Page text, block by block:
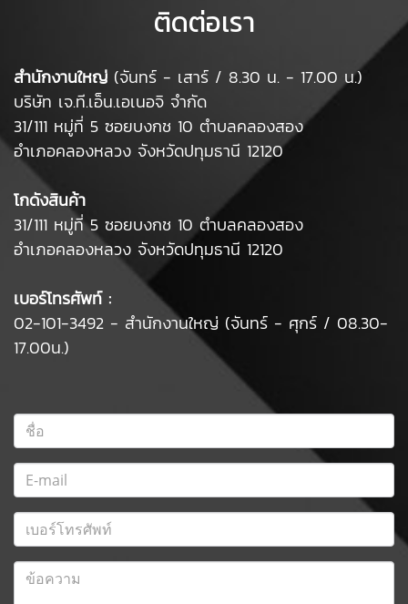
ติดต่อเรา
สำนักงานใหญ่ (จันทร์ - เสาร์ / 8.30 น. - 17.00 น.)
บริษัท เจ.ที.เอ็น.เอเนอจิ จำกัด
31/111 หมู่ที่ 5 ซอยบงกช 10 ตำบลคลองสอง
อำเภอคลองหลวง จังหวัดปทุมธานี 12120
โกดังสินค้า
31/111 หมู่ที่ 5 ซอยบงกช 10 ตำบลคลองสอง
อำเภอคลองหลวง จังหวัดปทุมธานี 12120
เบอร์โทรศัพท์ :
02-101-3492 - สำนักงานใหญ่ (จันทร์ - ศุกร์ / 08.30-
17.00น.)